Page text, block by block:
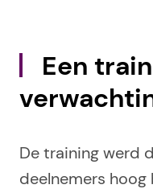
Een
De training werd
deelnemers